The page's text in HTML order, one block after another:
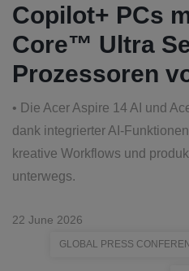
Copilot+ PCs
Core™ Ultra
Prozessoren
• Die Acer Aspire 14 AI und
dank integrierter AI-
kreative Workflows und
unterwegs.
22 June 2026
GLOBAL PRESS